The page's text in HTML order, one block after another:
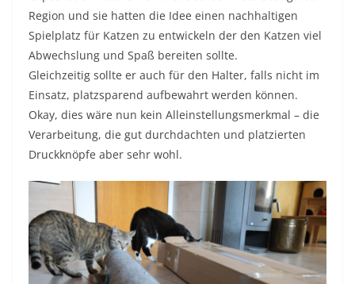
Region und sie hatten die Idee einen nachhaltigen
Spielplatz für Katzen zu entwickeln der den Katzen viel
Abwechslung und Spaß bereiten sollte.
Gleichzeitig sollte er auch für den Halter, falls nicht im
Einsatz, platzsparend aufbewahrt werden können.
Okay, dies wäre nun kein Alleinstellungsmerkmal – die
Verarbeitung, die gut durchdachten und platzierten
Druckknöpfe aber sehr wohl.